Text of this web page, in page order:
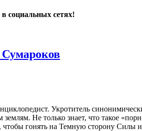
социальных сетях!
Укротитель
землям. Не только знает, что такое
чтобы гонять на Темную сторону Силы